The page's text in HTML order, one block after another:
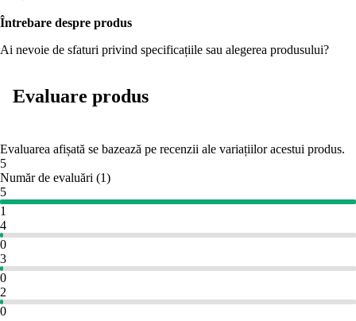
Întrebare despre produs
Ai nevoie de sfaturi privind specificațiile sau alegerea produsului?
Evaluare produs
Evaluarea afișată se bazează pe recenzii ale variațiilor acestui produs.
5
Număr de evaluări (1)
5
1
4
0
3
0
2
0